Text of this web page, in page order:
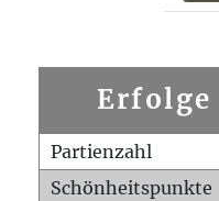
Erfolge
Partienzahl
Schönheitspunkte